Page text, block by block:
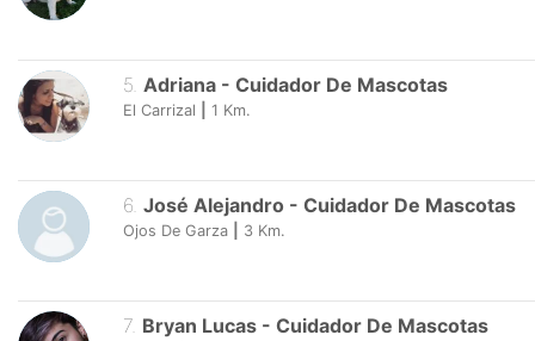
5 Adriana - Cuidador De Mascotas
El Carrizal 1 Km.
6 José Alejandro - Cuidador De Mascotas
Ojos De Garza 3 Km.
7. Bryan Lucas - Cuidador De Mascotas